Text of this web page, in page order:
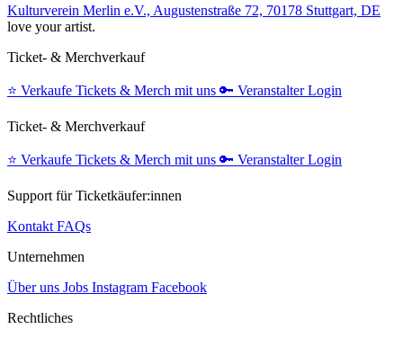
Kulturverein Merlin e.V., Augustenstraße 72, 70178 Stuttgart, DE
love your artist.
Ticket- & Merchverkauf
⭐️ Verkaufe Tickets & Merch mit uns 🔑 Veranstalter Login
Ticket- & Merchverkauf
⭐️ Verkaufe Tickets & Merch mit uns 🔑 Veranstalter Login
Support für Ticketkäufer:innen
Kontakt FAQs
Unternehmen
Über uns Jobs Instagram Facebook
Rechtliches